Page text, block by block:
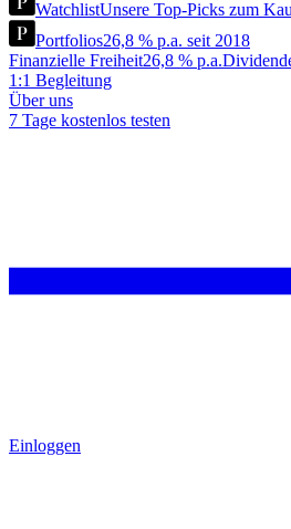
WatchlistUnsere Top-Picks zum
Portfolios26,8 % p.a. seit 2018
Finanzielle Freiheit26,8 % p.a.
1:1 Begleitung
Über uns
7 Tage kostenlos testen
Einloggen